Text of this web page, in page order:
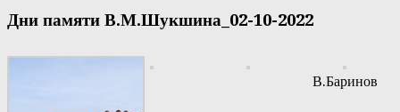
Дни памяти В.М.Шукшина_02-10-2022
В.Баринов